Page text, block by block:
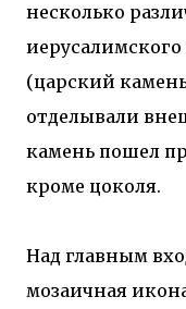
несколько
(царский
отделывали
камень пошел
кроме цоколя.
Над главным
мозаичная